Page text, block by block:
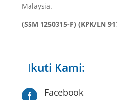
Malaysia.
(SSM 1250315-P) (KPK/LN
Ikuti Kami:
 Facebook